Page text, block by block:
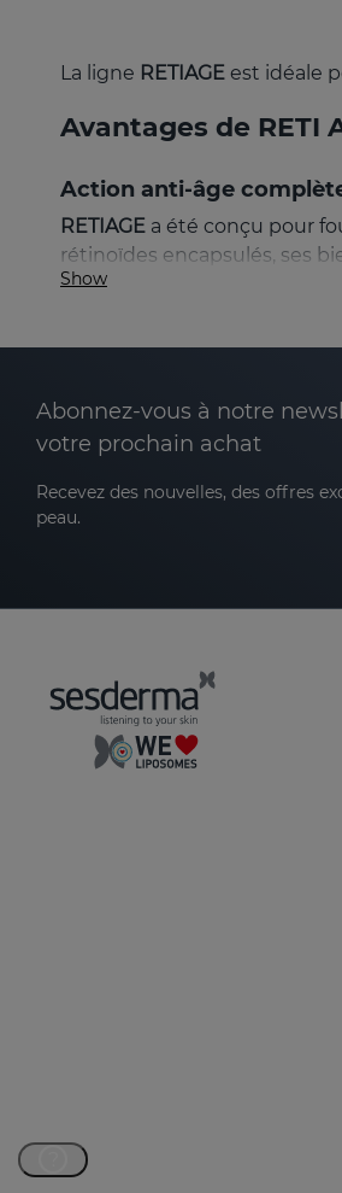
La ligne RETIAGE est idéale
Avantages de RETI
Action anti-âge
RETIAGE a été conçu pour
rétinoïdes encapsulés, ses
Augmentation de la
peau.
Hydratation intensive
Le pouvoir des
L’association de trois
plus complets.
offre une
a une
La formulation liposomale
Ingrédients
Show
Abonnez-vous à notre
votre prochain achat
Recevez des nouvelles, des offres
peau.